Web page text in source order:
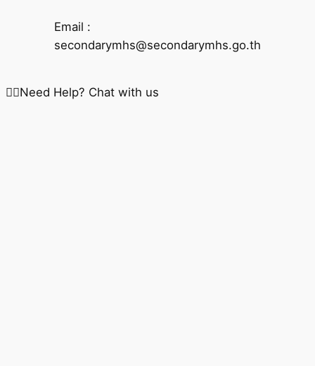
Email :
secondarymhs@secondarymhs.go.th
Need Help? Chat with us